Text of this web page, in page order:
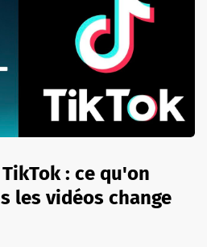
: ce qu'on
les vidéos change